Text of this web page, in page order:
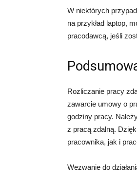
W niektórych
na przykład laptop,
pracodawcą, jeśli
Rozliczanie pracy
zawarcie umowy o
godziny pracy.
z pracą zdalną.
pracownika, jak i
Wezwanie do